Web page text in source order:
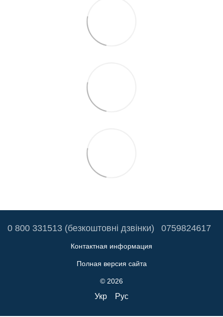
0 800 331513 (безкоштовні дзвінки) 0759824617
Контактная информация
Полная версия сайта
© 2026
Укр Рус